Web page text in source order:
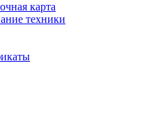
карта
техники